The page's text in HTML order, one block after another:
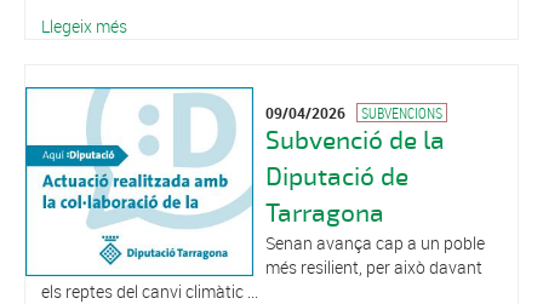
Llegeix més
09/04/2026 SUBVENCIONS
Subvenció de la
Diputació de
Tarragona
Senan avança cap a un poble
més resilient, per això davant
els reptes del canvi climàtic ...